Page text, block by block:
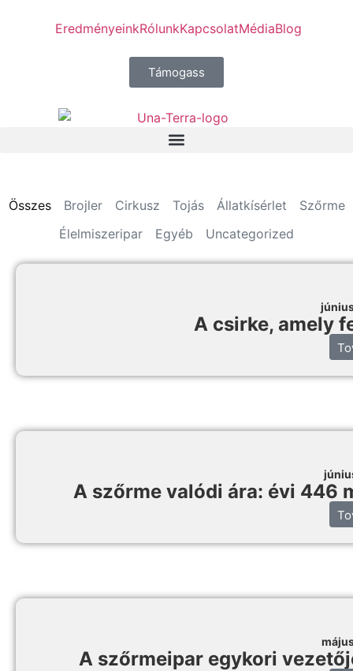
EredményeinkRólunkKapcsolatMédiaBlog
Támogass
Brojler Cirkusz Tojás Állatkísérlet
Szőrme
Élelmiszeripar
Egyéb Uncategorized
Összes
A csirke, amely
A szőrme valódi ára: évi 446
A szőrmeipar egykori